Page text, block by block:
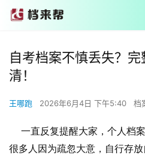
自考档案不慎丢失？
清！
王哪跑 2026年6月4日 下午5:40 档
一直反复提醒大家，个人档
很多人因为疏忽大意，自行存放